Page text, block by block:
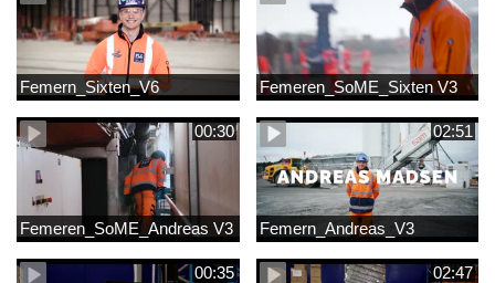
Femern_Sixten_V6 Femeren_SoME_Sixten V3
00:30
Femeren_SoME_Andreas V3
02:51
Femern_Andreas_V3
00:35 02:47